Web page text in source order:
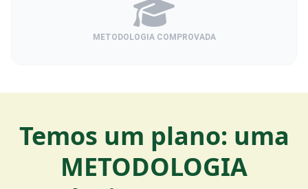
METODOLOGIA COMPROVADA
Temos um plano: uma
METODOLOGIA